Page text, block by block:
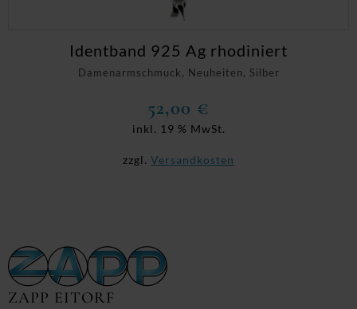
Damenarmschmuck, Neuheiten, Silber
Identband 925 Ag rhodiniert
52,00 €
inkl. 19 % MwSt.
zzgl. Versandkosten
ZAPP EITORF